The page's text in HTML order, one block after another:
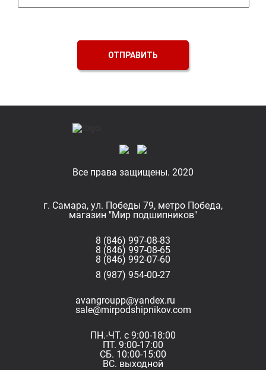
ОТПРАВИТЬ
Все права защищены. 2020
г. Самара, ул. Победы 79, метро Победа,
магазин "Мир подшипников"
8 (846) 997-08-83
8 (846) 997-08-65
8 (846) 992-07-60
8 (987) 954-00-27
avangroupp@yandex.ru
sale@mirpodshipnikov.com
ПН.-ЧТ. с 9:00-18:00
ПТ. 9:00-17:00
СБ. 10:00-15:00
ВС. выходной